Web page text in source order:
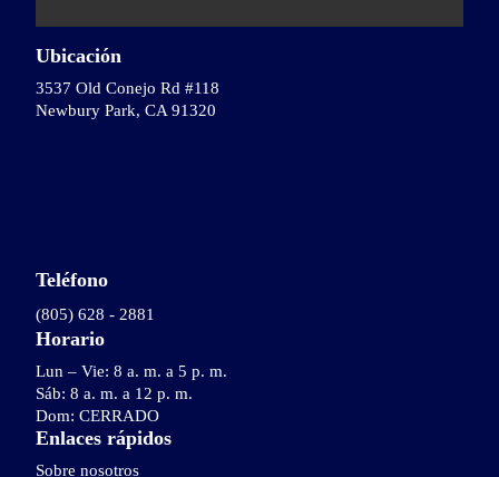
Ubicación
3537 Old Conejo Rd #118
Newbury Park, CA 91320
Teléfono
(805) 628 - 2881
Horario
Lun – Vie: 8 a. m. a 5 p. m.
Sáb: 8 a. m. a 12 p. m.
Dom: CERRADO
Enlaces rápidos
Sobre nosotros